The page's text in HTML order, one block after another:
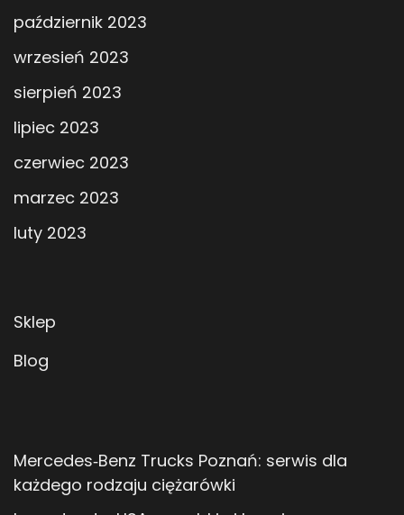
październik 2023
wrzesień 2023
sierpień 2023
lipiec 2023
czerwiec 2023
marzec 2023
luty 2023
Sklep
Blog
Mercedes‑Benz Trucks Poznań: serwis dla
każdego rodzaju ciężarówki